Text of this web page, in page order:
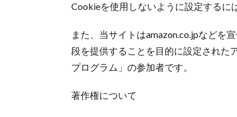
Cookieを使用しないように設定するに
また、当サイトはamazon.co.jpなどを
段を提供することを目的に設定された
プログラム」の参加者です。
著作権について